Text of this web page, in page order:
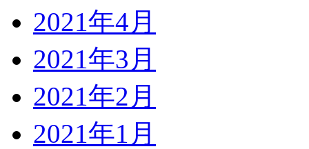
2021年4月
2021年3月
2021年2月
2021年1月